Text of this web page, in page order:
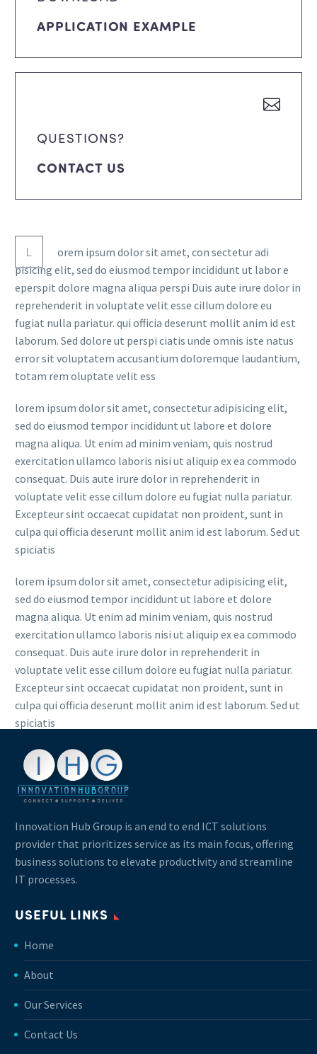
APPLICATION EXAMPLE
QUESTIONS?
CONTACT US
L
orem ipsum dolor sit amet, con sectetur adi
pisicing elit, sed do eiusmod tempor incididunt ut labor e
eperspit dolore magna aliqua perspi Duis aute irure dolor in
reprehenderit in voluptate velit esse cillum dolore eu
fugiat nulla pariatur. qui officia deserunt mollit anim id est
laborum. Sed dolore ut perspi ciatis unde omnis iste natus
error sit voluptatem accusantium doloremque laudantium,
totam rem oluptate velit ess
lorem ipsum dolor sit amet, consectetur adipisicing elit,
sed do eiusmod tempor incididunt ut labore et dolore
magna aliqua. Ut enim ad minim veniam, quis nostrud
exercitation ullamco laboris nisi ut aliquip ex ea commodo
consequat. Duis aute irure dolor in reprehenderit in
voluptate velit esse cillum dolore eu fugiat nulla pariatur.
Excepteur sint occaecat cupidatat non proident, sunt in
culpa qui officia deserunt mollit anim id est laborum. Sed ut
spiciatis
lorem ipsum dolor sit amet, consectetur adipisicing elit,
sed do eiusmod tempor incididunt ut labore et dolore
magna aliqua. Ut enim ad minim veniam, quis nostrud
exercitation ullamco laboris nisi ut aliquip ex ea commodo
consequat. Duis aute irure dolor in reprehenderit in
voluptate velit esse cillum dolore eu fugiat nulla pariatur.
Excepteur sint occaecat cupidatat non proident, sunt in
culpa qui officia deserunt mollit anim id est laborum. Sed ut
spiciatis
Innovation Hub Group is an end to end ICT solutions
provider that prioritizes service as its main focus, offering
business solutions to elevate productivity and streamline
IT processes.
USEFUL LINKS
Home
About
Our Services
Contact Us